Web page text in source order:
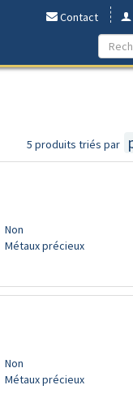
Contact
5 produits triés par
Non
Métaux précieux
Non
Métaux précieux